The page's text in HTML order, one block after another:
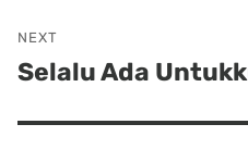
NEXT
Next
Selalu Ada